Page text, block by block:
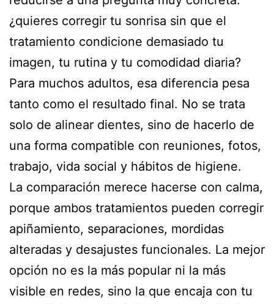
¿quieres corregir tu sonrisa sin que el
tratamiento condicione demasiado tu
imagen, tu rutina y tu comodidad diaria?
Para muchos adultos, esa diferencia pesa
tanto como el resultado final. No se trata
solo de alinear dientes, sino de hacerlo de
una forma compatible con reuniones, fotos,
trabajo, vida social y hábitos de higiene.
La comparación merece hacerse con calma,
porque ambos tratamientos pueden corregir
apiñamiento, separaciones, mordidas
alteradas y desajustes funcionales. La mejor
opción no es la más popular ni la más
visible en redes, sino la que encaja con tu